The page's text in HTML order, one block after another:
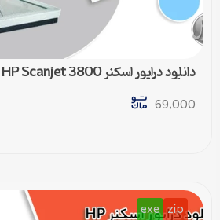
سازگار با تمام ویندوزها
69,000
zip
exe